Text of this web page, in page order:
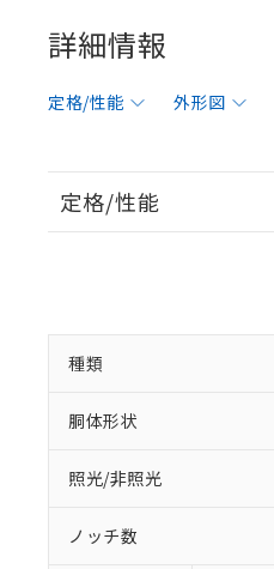
詳細情報
定格/性能 外形図
定格/性能
種類
胴体形状
照光/非照光
ノッチ数